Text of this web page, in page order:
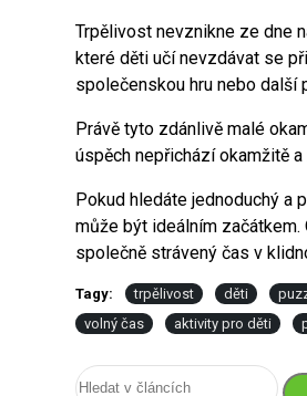
Trpělivost nevznikne ze dne
které děti učí nevzdávat se
společenskou hru nebo další
Právě tyto zdánlivě malé
úspěch nepřichází okamžitě
Pokud hledáte jednoduchý a
může být ideálním
společně strávený čas v
Tagy: trpělivost děti
volný čas
aktivity pro děti